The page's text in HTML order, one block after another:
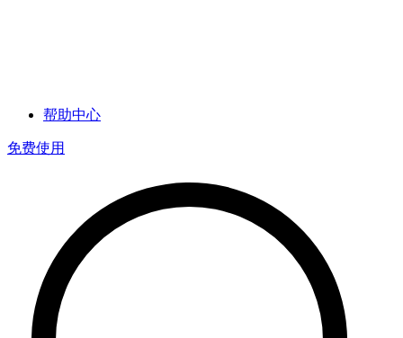
帮助中心
免费使用